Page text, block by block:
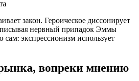
закон. Героическое диссонирует
нервный припадок Эммы
сам: экспрессионизм использует
вопреки мнению